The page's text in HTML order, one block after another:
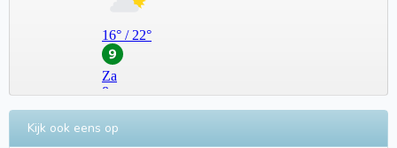
Kijk ook eens op